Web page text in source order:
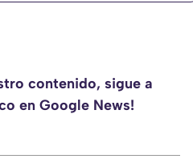
contenido, sigue a
en Google News!